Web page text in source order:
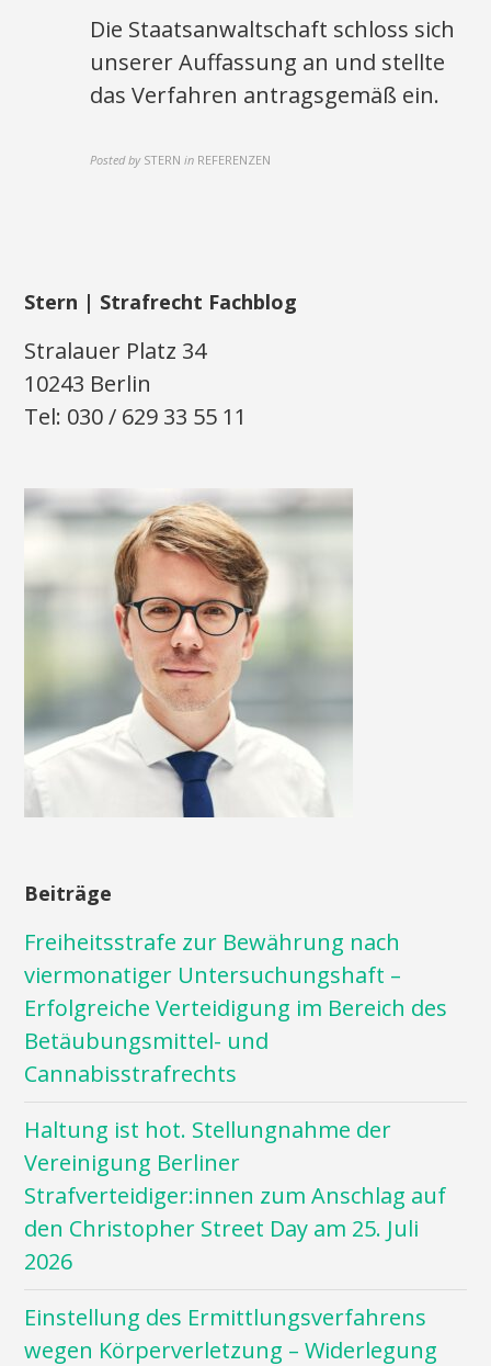
Die Staatsanwaltschaft schloss sich
unserer Auffassung an und stellte
das Verfahren antragsgemäß ein.
Posted by STERN in REFERENZEN
Stern | Strafrecht Fachblog
Stralauer Platz 34
10243 Berlin
Tel: 030 / 629 33 55 11
Beiträge
Freiheitsstrafe zur Bewährung nach
viermonatiger Untersuchungshaft –
Erfolgreiche Verteidigung im Bereich des
Betäubungsmittel- und
Cannabisstrafrechts
Haltung ist hot. Stellungnahme der
Vereinigung Berliner
Strafverteidiger:innen zum Anschlag auf
den Christopher Street Day am 25. Juli
2026
Einstellung des Ermittlungsverfahrens
wegen Körperverletzung – Widerlegung